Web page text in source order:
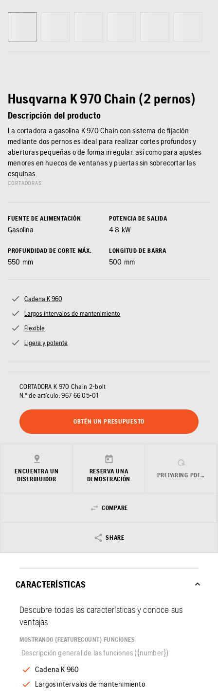
Husqvarna K 970 Chain (2 pernos)
Descripción del producto
La cortadora a gasolina K 970 Chain con sistema de fijación
mediante dos pernos es ideal para realizar cortes profundos y
aberturas pequeñas o de forma irregular, así como para ajustes
menores en huecos de ventanas y puertas sin sobrecortar las
esquinas.
CORTADORAS
FUENTE DE ALIMENTACIÓN
Gasolina
POTENCIA DE SALIDA
4.8 kW
PROFUNDIDAD DE CORTE MÁX.
550 mm
LONGITUD DE BARRA
500 mm
Cadena K 960
Largos intervalos de mantenimiento
Flexible
Ligera y potente
CORTADORA K 970 Chain 2-bolt
N.º de artículo: 967 66 05‑01
OBTÉN UN PRESUPUESTO
ENCUENTRA UN
DISTRIBUIDOR
RESERVA UNA
DEMOSTRACIÓN
PREPARING PDF…
COMPARE
SHARE
CARACTERÍSTICAS
Descubre todas las características y conoce sus
ventajas
MOSTRANDO {FEATURECOUNT} FUNCIONES
Descripción general de las funciones ({number})
Cadena K 960
Largos intervalos de mantenimiento